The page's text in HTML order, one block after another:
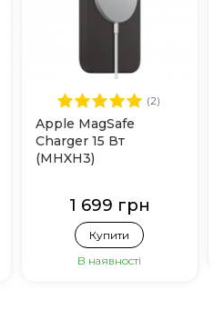
(2)
Apple MagSafe
Charger 15 Вт
(MHXH3)
1 699 грн
Купити
В наявності